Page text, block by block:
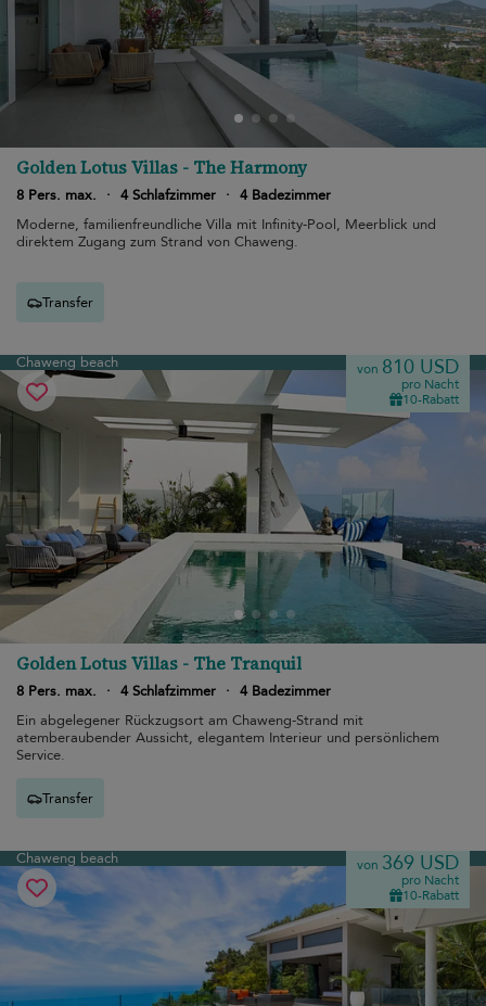
Golden Lotus Villas - The Harmony
8 Pers. max. · 4 Schlafzimmer · 4 Badezimmer
Moderne, familienfreundliche Villa mit Infinity-Pool, Meerblick und
direktem Zugang zum Strand von Chaweng.
Transfer
Chaweng beach von 810 USD
pro Nacht
10-Rabatt
Golden Lotus Villas - The Tranquil
8 Pers. max. · 4 Schlafzimmer · 4 Badezimmer
Ein abgelegener Rückzugsort am Chaweng-Strand mit
atemberaubender Aussicht, elegantem Interieur und persönlichem
Service.
Transfer
Chaweng beach von 369 USD
pro Nacht
10-Rabatt